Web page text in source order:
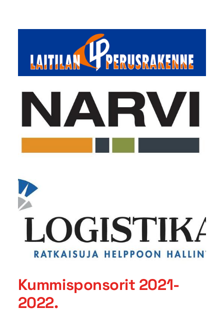
Kummisponsorit 2021-
2022.